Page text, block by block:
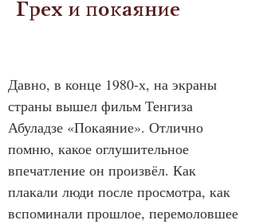
Грех и покаяние
Давно, в конце 1980-х, на экраны
страны вышел фильм Тенгиза
Абуладзе «Покаяние». Отлично
помню, какое оглушительное
впечатление он произвёл. Как
плакали люди после просмотра, как
вспоминали прошлое, перемоловшее